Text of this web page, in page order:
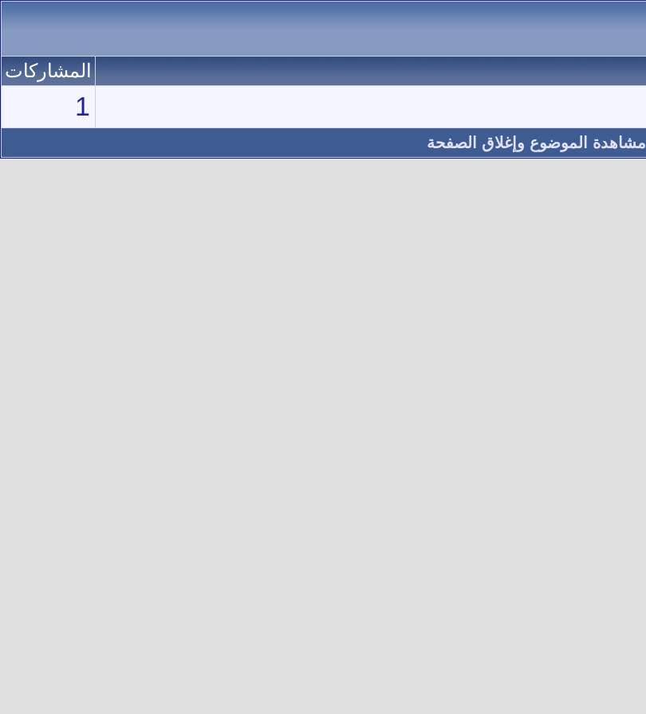
المشاركات
1
مشاهدة الموضوع وإغلاق الصفحة